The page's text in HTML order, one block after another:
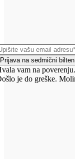
Prijava na sedmični bilten
vam na
je do greške.